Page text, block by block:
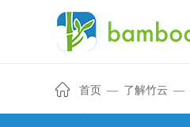
首页 — 了解竹云 —